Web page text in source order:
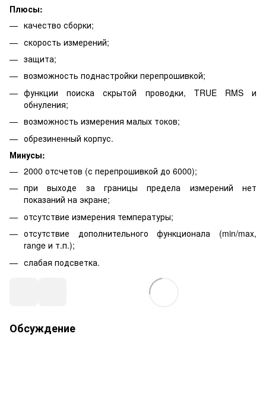
Плюсы:
качество сборки;
скорость измерений;
защита;
возможность поднастройки перепрошивкой;
функции поиска скрытой проводки, TRUE RMS и
обнуления;
возможность измерения малых токов;
обрезиненный корпус.
Минусы:
2000 отсчетов (с перепрошивкой до 6000);
при выходе за границы предела измерений нет
показаний на экране;
отсутствие измерения температуры;
отсутствие дополнительного функционала (min/max,
range и т.п.);
слабая подсветка.
Обсуждение